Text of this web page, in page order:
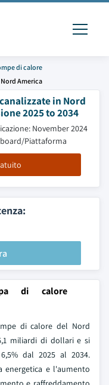
di calore
America
in Nord
2025 to 2034
November 2024
Piattaforma
di calore
di calore del Nord
miliardi di dollari e si
dal 2025 al 2034.
energetica e l'aumento